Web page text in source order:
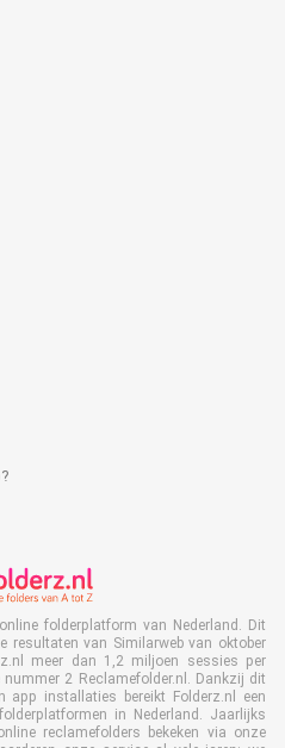
folderplatform van Nederland. Dit
resultaten van Similarweb van oktober
meer dan 1,2 miljoen sessies per
2 Reclamefolder.nl. Dankzij dit
app installaties bereikt Folderz.nl een
in Nederland. Jaarlijks
reclamefolders bekeken via onze